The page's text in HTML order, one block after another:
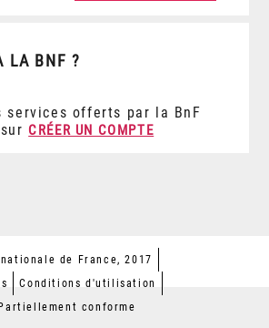
LA BNF ?
services offerts par la BnF
CRÉER UN COMPTE
de France, 2017
Conditions d'utilisation
conforme